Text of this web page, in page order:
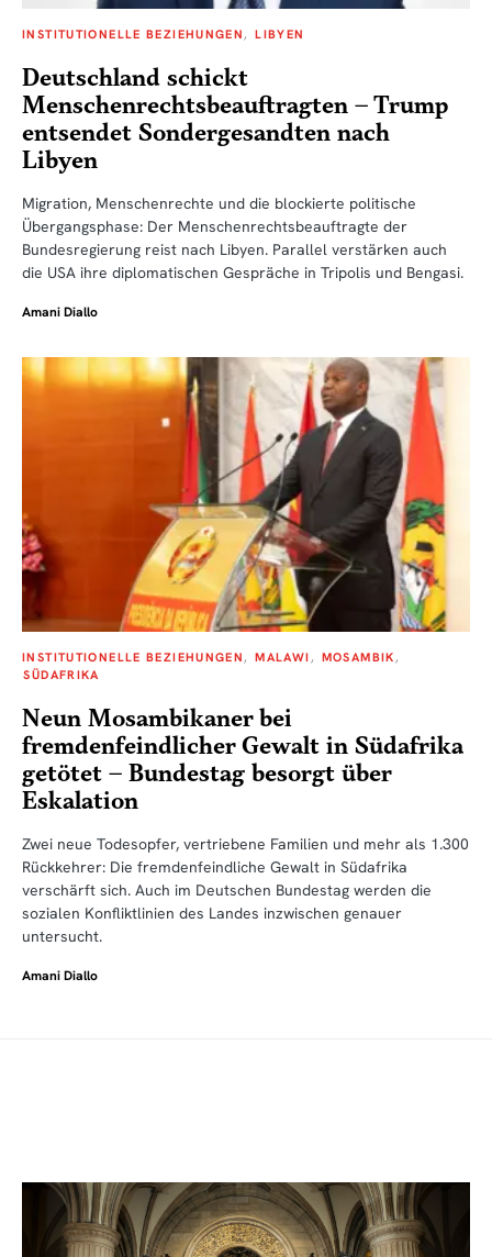
INSTITUTIONELLE BEZIEHUNGEN LIBYEN
Deutschland schickt
Menschenrechtsbeauftragten – Trump
entsendet Sondergesandten nach
Libyen
Migration, Menschenrechte und die blockierte politische
Übergangsphase: Der Menschenrechtsbeauftragte der
Bundesregierung reist nach Libyen. Parallel verstärken auch
die USA ihre diplomatischen Gespräche in Tripolis und Bengasi.
Amani Diallo
INSTITUTIONELLE BEZIEHUNGEN MALAWI
MOSAMBIK
SÜDAFRIKA
Neun Mosambikaner bei
fremdenfeindlicher Gewalt in Südafrika
getötet – Bundestag besorgt über
Eskalation
Zwei neue Todesopfer, vertriebene Familien und mehr als 1.300
Rückkehrer: Die fremdenfeindliche Gewalt in Südafrika
verschärft sich. Auch im Deutschen Bundestag werden die
sozialen Konfliktlinien des Landes inzwischen genauer
untersucht.
Amani Diallo